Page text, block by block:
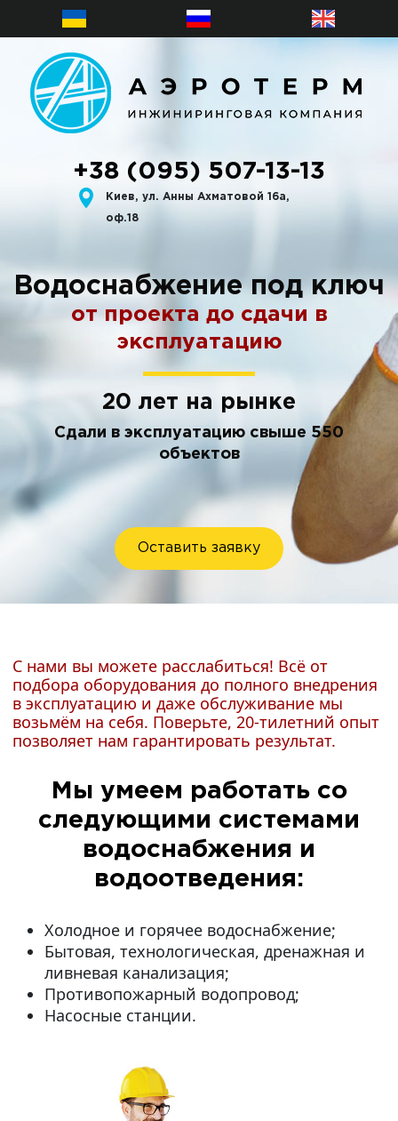
+38 (095) 507-13-13
Киев, ул. Анны Ахматовой 16а,
оф.18
Водоснабжение под ключ
от проекта до сдачи в
эксплуатацию
20 лет на рынке
Сдали в эксплуатацию свыше 550
объектов
Оставить заявку
С нами вы можете расслабиться! Всё от
подбора оборудования до полного внедрения
в эксплуатацию и даже обслуживание мы
возьмём на себя. Поверьте, 20-тилетний опыт
позволяет нам гарантировать результат.
Мы умеем работать со
следующими системами
водоснабжения и
водоотведения:
Холодное и горячее водоснабжение;
Бытовая, технологическая, дренажная и
ливневая канализация;
Противопожарный водопровод;
Насосные станции.